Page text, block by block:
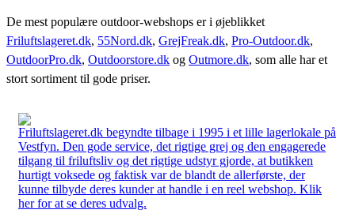
De mest populære outdoor-webshops er i øjeblikket
Friluftslageret.dk, 55Nord.dk, GrejFreak.dk, Pro-Outdoor.dk,
OutdoorPro.dk, Outdoorstore.dk og Outmore.dk, som alle har et
stort sortiment til gode priser.
Friluftslageret.dk begyndte tilbage i 1995 i et lille lagerlokale på
Vestfyn. Den gode service, det rigtige grej og den engagerede
tilgang til friluftsliv og det rigtige udstyr gjorde, at butikken
hurtigt voksede og faktisk var de blandt de allerførste, der
kunne tilbyde deres kunder at handle i en reel webshop. Klik
her for at se deres udvalg.